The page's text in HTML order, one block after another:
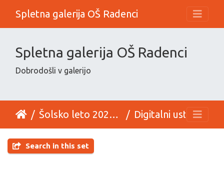
Spletna galerija OŠ Radenci
Spletna galerija OŠ Radenci
Dobrodošli v galerijo
Šolsko leto 2024_25 Digitalni ustvarjalci -dan dejavnosti
Search in this set